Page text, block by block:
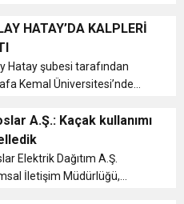
EMRAH
ZİYARET
HATAY’DA KALPLERİ
Hatay şubesi tarafından
Kemal Üniversitesi’nde
gerçekleştirildi....
A.Ş.: Kaçak kullanımı
Elektrik Dağıtım A.Ş.
İletişim Müdürlüğü,